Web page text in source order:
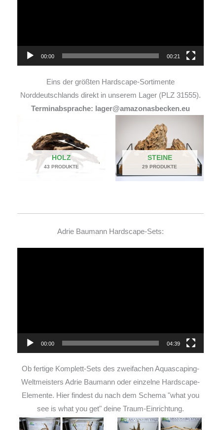
00:00 00:21
Eins der größten Hardscape-Sortimente
Norddeutschlands direkt in unserem Lager (PLZ 31555).
Terminabsprache: lager@amazonasbecken.eu
HOLZ
43 PRODUKTE
STEINE
29 PRODUKTE
Adrie Baumann Hardscape-Sets:
00:00 04:39
Ob fertige Komplett-Sets des zweifachen Aquascaping-
Weltmeisters Adrie Baumann oder einzelne Hardscape-
Elemente. Hier findest du nach dem Schema "what you
see is what you get" deine Traum-Einrichtung.